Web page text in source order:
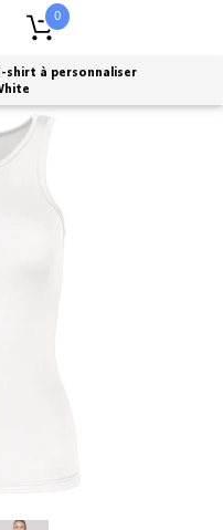
0
shirt à personnaliser